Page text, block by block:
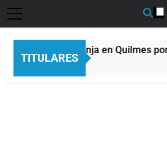
TITULARES
Alerta naranja en Quilmes
6 Horas Atrás